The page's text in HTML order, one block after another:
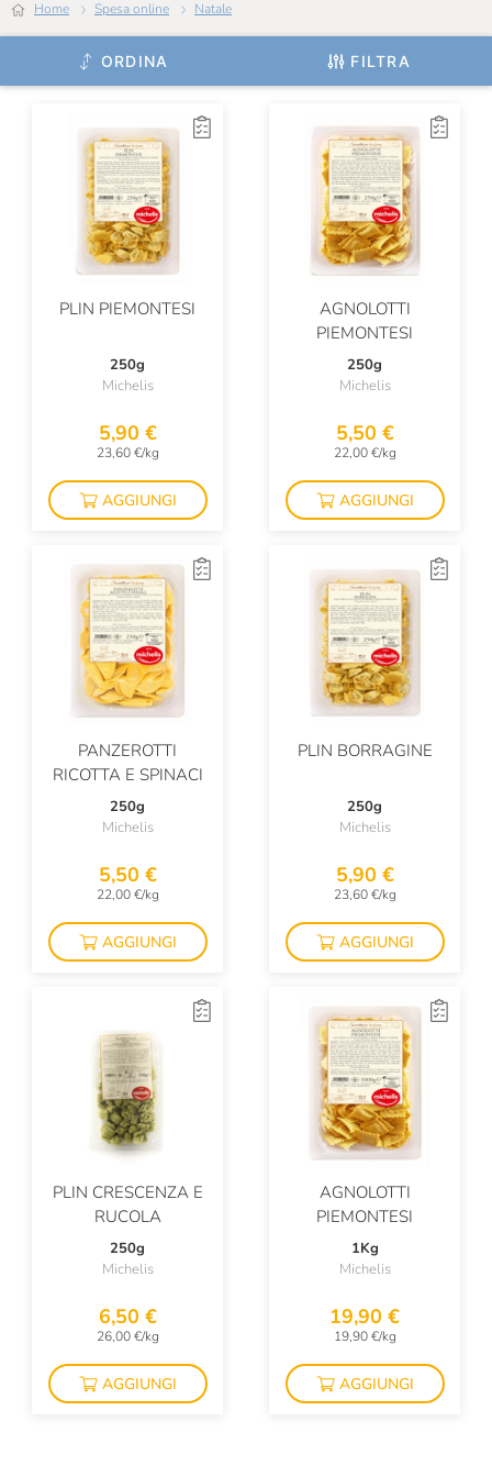
Home Spesa online Natale
ORDINA FILTRA
La Sfoglia
Latteria Di Branzi
Le Sfogline
Le Tamerici
Luccini
Madama Oliva
Magno Food
Maison Nocciola Piemonte
Mancini
Mariangela Prunotto
Masseria Mirogallo
Master Gnocchi
Michele Portoghese
Michelis
Montanaro
Montaraz
Negrini
Norge
Oroazzurro
Pasta Fresca Rossi
Pasta Di Liguria
Pasticceria Quadrifoglio
Pastificio Felicetti
Pastificio Morelli
Pastificio Di Treviso
Patatas Nana
PLIN PIEMONTESI
250g
Michelis
5,90 €
23,60 €/kg
AGGIUNGI
AGNOLOTTI
PIEMONTESI
250g
Michelis
5,50 €
22,00 €/kg
AGGIUNGI
PANZEROTTI
RICOTTA E SPINACI
250g
Michelis
5,50 €
22,00 €/kg
AGGIUNGI
PLIN BORRAGINE
250g
Michelis
5,90 €
23,60 €/kg
AGGIUNGI
PLIN CRESCENZA E
RUCOLA
250g
Michelis
6,50 €
26,00 €/kg
AGGIUNGI
AGNOLOTTI
PIEMONTESI
1Kg
Michelis
19,90 €
19,90 €/kg
AGGIUNGI